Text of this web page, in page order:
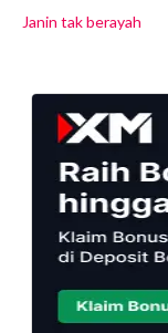
Janin tak berayah